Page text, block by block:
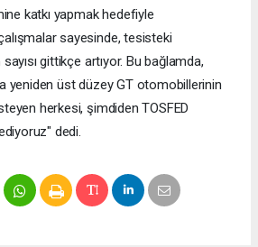
katkı yapmak hedefiyle
sayesinde, tesisteki
gittikçe artıyor. Bu bağlamda,
yeniden üst düzey GT otomobillerinin
herkesi, şimdiden TOSFED
dedi.